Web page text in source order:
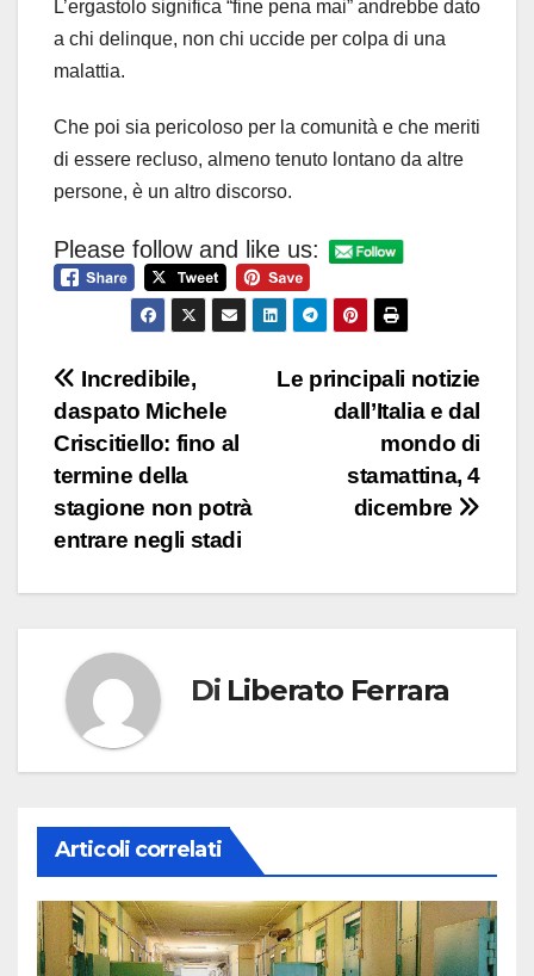
L’ergastolo significa “fine pena mai” andrebbe dato
a chi delinque, non chi uccide per colpa di una
malattia.
Che poi sia pericoloso per la comunità e che meriti
di essere recluso, almeno tenuto lontano da altre
persone, è un altro discorso.
Please follow and like us:
Navigazione
articoli
Le principali notizie
dall’Italia e dal
mondo di
stamattina, 4
dicembre
Incredibile,
daspato Michele
Criscitiello: fino al
termine della
stagione non potrà
entrare negli stadi
Di Liberato Ferrara
Articoli correlati